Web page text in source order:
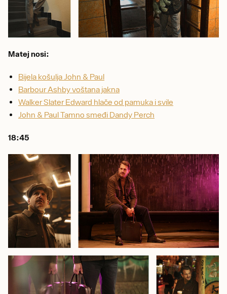
Matej nosi:
Bijela košulja John & Paul
Barbour Ashby voštana jakna
Walker Slater Edward hlače od pamuka i svile
John & Paul Tamno smeđi Dandy Perch
18:45